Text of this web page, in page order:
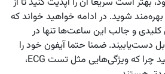
شوید. در ادامه خواهید خواند که
کلیدی و جالب این ساعت‌ها تنها در
دست‌یابیند. ضمنا حتما آیفون خود را
نیز همیشه آپدیت کنید چرا که ویژگی‌هایی مثل تست ECG،